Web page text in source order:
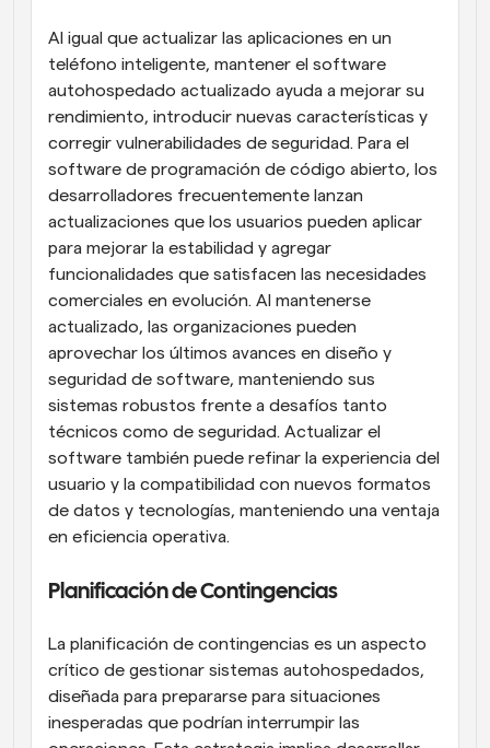
Al igual que actualizar las aplicaciones en un
teléfono inteligente, mantener el software
autohospedado actualizado ayuda a mejorar su
rendimiento, introducir nuevas características y
corregir vulnerabilidades de seguridad. Para el
software de programación de código abierto, los
desarrolladores frecuentemente lanzan
actualizaciones que los usuarios pueden aplicar
para mejorar la estabilidad y agregar
funcionalidades que satisfacen las necesidades
comerciales en evolución. Al mantenerse
actualizado, las organizaciones pueden
aprovechar los últimos avances en diseño y
seguridad de software, manteniendo sus
sistemas robustos frente a desafíos tanto
técnicos como de seguridad. Actualizar el
software también puede refinar la experiencia del
usuario y la compatibilidad con nuevos formatos
de datos y tecnologías, manteniendo una ventaja
en eficiencia operativa.
Planificación de Contingencias
La planificación de contingencias es un aspecto
crítico de gestionar sistemas autohospedados,
diseñada para prepararse para situaciones
inesperadas que podrían interrumpir las